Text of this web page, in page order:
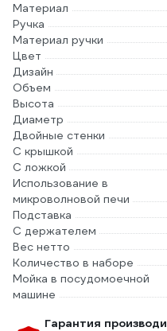
Материал
Ручка
Материал ручки
Цвет
Дизайн
Объем
Высота
Диаметр
Двойные стенки
С крышкой
С ложкой
Использование в
микроволновой печи
Подставка
С держателем
Вес нетто
Количество в наборе
Мойка в посудомоечной
машине
Гарантия